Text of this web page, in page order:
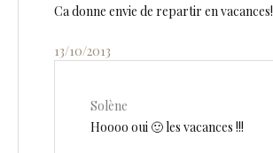
Ca donne envie de repartir en vacances!
13/10/2013
Solène
Hoooo oui 🙂 les vacances !!!